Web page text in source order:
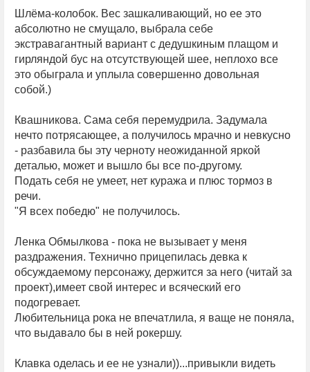
Шлёма-колобок. Вес зашкаливающий, но ее это
абсолютно не смущало, выбрала себе
экстравагантный вариант с дедушкиным плащом и
гирляндой бус на отсутствующей шее, неплохо все
это обыграла и уплыла совершенно довольная
собой.)
Квашникова. Сама себя перемудрила. Задумала
нечто потрясающее, а получилось мрачно и невкусно
- разбавила бы эту черноту неожиданной яркой
деталью, может и вышло бы все по-другому.
Подать себя не умеет, нет куража и плюс тормоз в
речи.
"Я всех победю" не получилось.
Ленка Обмылкова - пока не вызывает у меня
раздражения. Технично прицепилась девка к
обсуждаемому персонажу, держится за него (читай за
проект),имеет свой интерес и всяческий его
подогревает.
Любительница рока не впечатлила, я ваще не поняла,
что выдавало бы в ней рокершу.
Клавка оделась и ее не узнали))...привыкли видеть